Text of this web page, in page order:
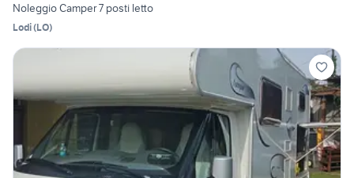
Noleggio Camper 7 posti letto
Lodi(LO)